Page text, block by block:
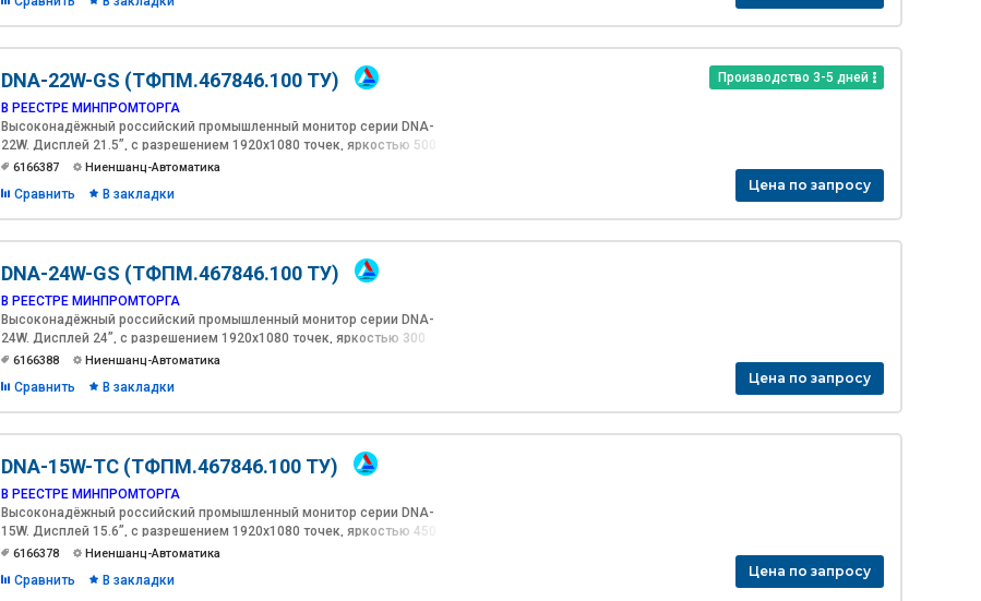
Производство 3-5 дней
DNA-22W-GS (ТФПМ.467846.100 ТУ)
В РЕЕСТРЕ МИНПРОМТОРГА
Высоконадёжный российский промышленный монитор серии DNA-
22W. Дисплей 21.5”, с разрешением 1920х1080 точек, яркостью 500
кд/м2. Защитное стекло с антибликовым покрытием.
6166387 Ниеншанц-Автоматика
Сравнить В закладки
Цена по запросу
DNA-24W-GS (ТФПМ.467846.100 ТУ)
В РЕЕСТРЕ МИНПРОМТОРГА
Высоконадёжный российский промышленный монитор серии DNA-
24W. Дисплей 24”, с разрешением 1920х1080 точек, яркостью 300
кд/м2, контрастностью 5000:1. Защитное стекло с антибликовым
6166388 Ниеншанц-Автоматика
Сравнить В закладки
Цена по запросу
DNA-15W-TC (ТФПМ.467846.100 ТУ)
В РЕЕСТРЕ МИНПРОМТОРГА
Высоконадёжный российский промышленный монитор серии DNA-
15W. Дисплей 15.6”, с разрешением 1920х1080 точек, яркостью 450
кд/м2. Проекционно-емкостной сенсорный экран
6166378 Ниеншанц-Автоматика
Сравнить В закладки
Цена по запросу